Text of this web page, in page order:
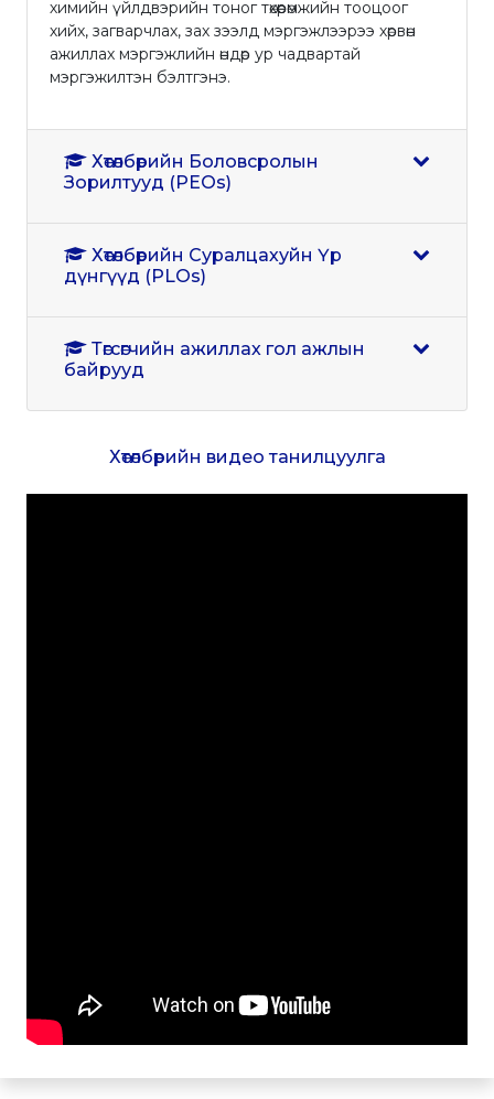
химийн үйлдвэрийн тоног төхөөрөмжийн тооцоог
хийх, загварчлах, зах зээлд мэргэжлээрээ хөрвөн
ажиллах мэргэжлийн өндөр ур чадвартай
мэргэжилтэн бэлтгэнэ.
Зорилтууд (PEOs)
дүнгүүд (PLOs)
байрууд
Хөтөлбөрийн видео танилцуулга